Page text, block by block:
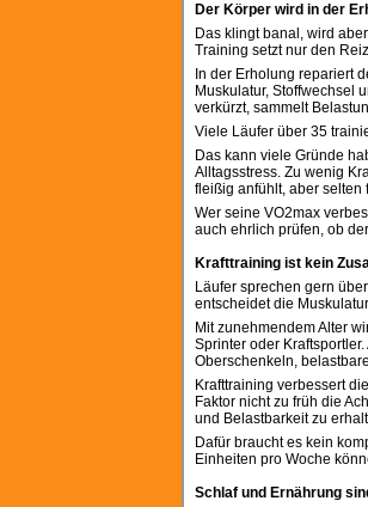
Der Körper wird in der
Das klingt banal, wird
Training setzt nur den
In der Erholung repariert
Muskulatur, Stoffwechsel
verkürzt, sammelt
Viele Läufer über 35
Das kann viele Gründe
Alltagsstress. Zu wenig
fleißig anfühlt, aber selten
Wer seine VO2max
auch ehrlich prüfen, ob
Krafttraining ist kein
Läufer sprechen gern
entscheidet die
Mit zunehmendem Alter
Sprinter oder
Oberschenkeln,
Krafttraining verbessert
Faktor nicht zu früh die
und Belastbarkeit zu
Dafür braucht es kein
Einheiten pro Woche
Schlaf und Ernährung